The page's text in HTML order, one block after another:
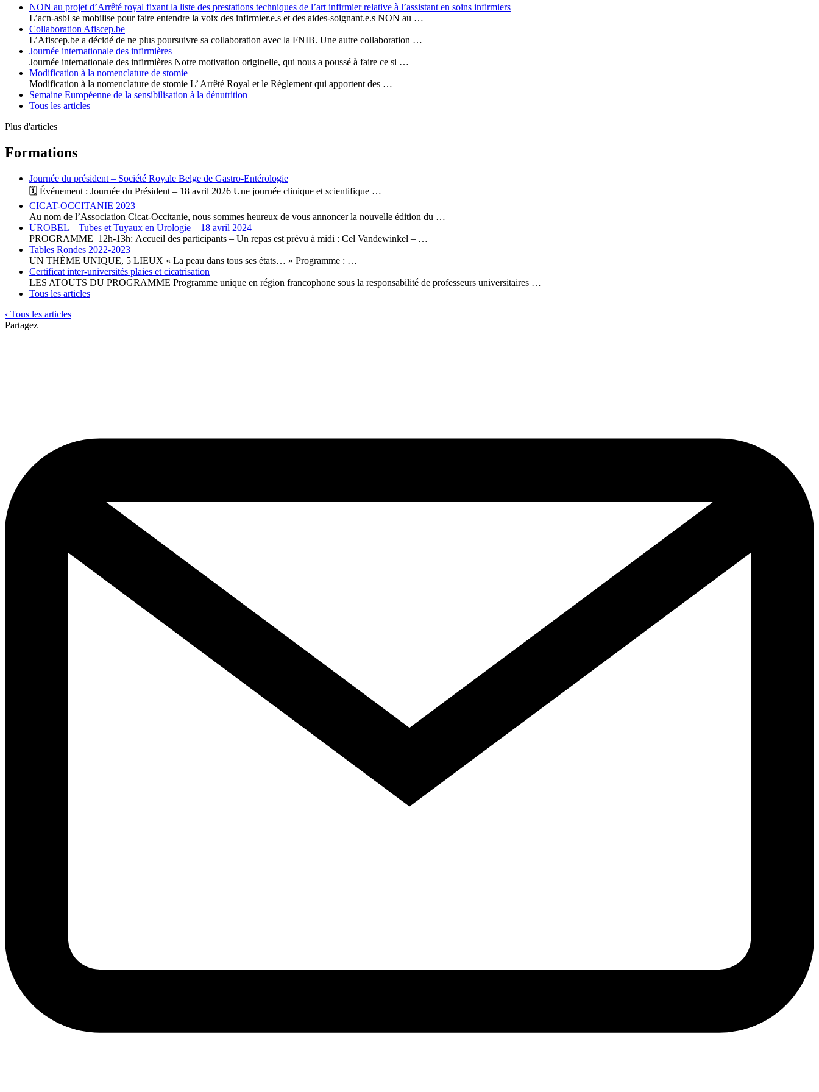
NON au projet d’Arrêté royal fixant la liste des prestations techniques de l’art infirmier relative à l’assistant en soins infirmiers
L’acn-asbl se mobilise pour faire entendre la voix des infirmier.e.s et des aides-soignant.e.s NON au …
Collaboration Afiscep.be
L’Afiscep.be a décidé de ne plus poursuivre sa collaboration avec la FNIB. Une autre collaboration …
Journée internationale des infirmières
Journée internationale des infirmières Notre motivation originelle, qui nous a poussé à faire ce si …
Modification à la nomenclature de stomie
Modification à la nomenclature de stomie L’ Arrêté Royal et le Règlement qui apportent des …
Semaine Européenne de la sensibilisation à la dénutrition
Tous les articles
Plus d'articles
Formations
Journée du président – Société Royale Belge de Gastro-Entérologie
🗓️ Événement : Journée du Président – 18 avril 2026 Une journée clinique et scientifique …
CICAT-OCCITANIE 2023
Au nom de l’Association Cicat-Occitanie, nous sommes heureux de vous annoncer la nouvelle édition du …
UROBEL – Tubes et Tuyaux en Urologie – 18 avril 2024
PROGRAMME 12h-13h: Accueil des participants – Un repas est prévu à midi : Cel Vandewinkel – …
Tables Rondes 2022-2023
UN THÈME UNIQUE, 5 LIEUX « La peau dans tous ses états… » Programme : …
Certificat inter-universités plaies et cicatrisation
LES ATOUTS DU PROGRAMME Programme unique en région francophone sous la responsabilité de professeurs universitaires …
Tous les articles
‹ Tous les articles
Partagez